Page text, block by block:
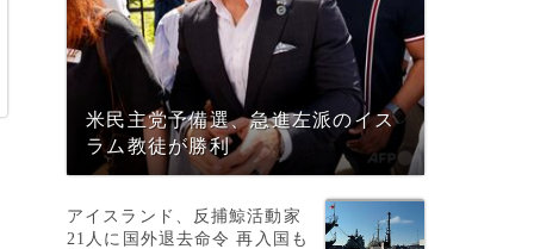
米民主党予備選、急進左派のイス
ラム教徒が勝利
アイスランド、反捕鯨活動家
21人に国外退去命令 再入国も